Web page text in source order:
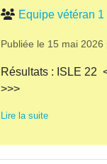
Equipe vétéran 1
Publiée le 15 mai 2026
Résultats : ISLE 22
>>>
Lire la suite